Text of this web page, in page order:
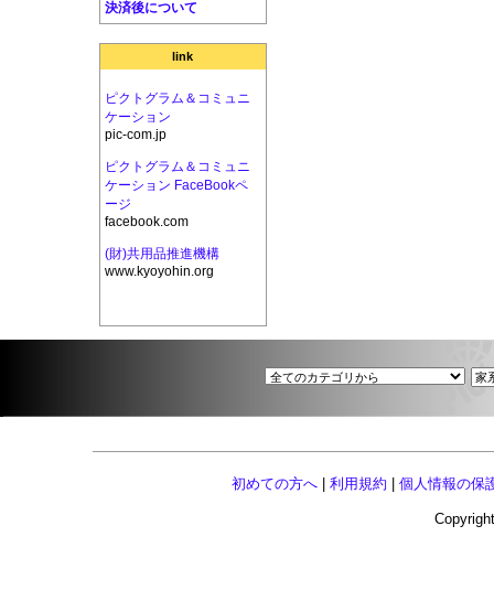
決済後について
link
ピクトグラム＆コミュニ
ケーション
pic-com.jp
ピクトグラム＆コミュニ
ケーション FaceBookペ
ージ
facebook.com
(財)共用品推進機構
www.kyoyohin.org
初めての方へ 利用規約 個人情報の保